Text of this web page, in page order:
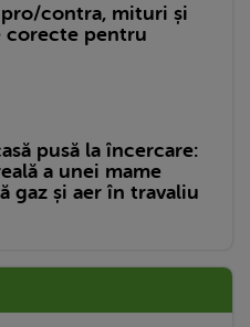
pro/contra, mituri și
corecte pentru
pusă la încercare:
a unei mame
gaz și aer în travaliu